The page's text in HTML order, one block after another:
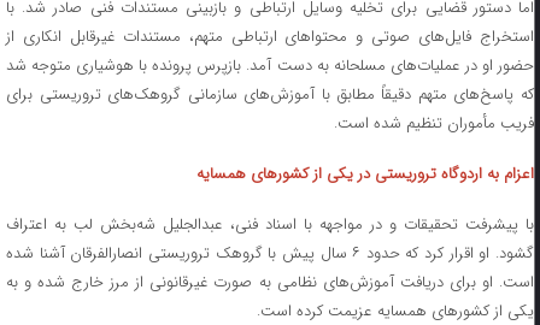
اما دستور قضایی برای تخلیه وسایل ارتباطی و بازبینی مستندات فنی صادر شد. با
استخراج فایل‌های صوتی و محتوا‌های ارتباطی متهم، مستندات غیرقابل انکاری از
حضور او در عملیات‌های مسلحانه به دست آمد. بازپرس پرونده با هوشیاری متوجه شد
که پاسخ‌های متهم دقیقاً مطابق با آموزش‌های سازمانی گروهک‌های تروریستی برای
فریب مأموران تنظیم شده است.
اعزام به اردوگاه تروریستی در یکی از کشورهای همسایه
با پیشرفت تحقیقات و در مواجهه با اسناد فنی، عبدالجلیل شه‌بخش لب به اعتراف
گشود. او اقرار کرد که حدود ۶ سال پیش با گروهک تروریستی انصارالفرقان آشنا شده
است. او برای دریافت آموزش‌های نظامی به صورت غیرقانونی از مرز خارج شده و به
یکی از کشورهای همسایه عزیمت کرده است.